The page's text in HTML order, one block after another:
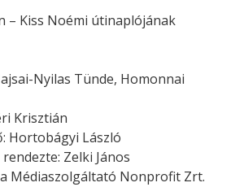
– Kiss Noémi útinaplójának
Nyilas Tünde, Homonnai
Krisztián
Hortobágyi László
Zelki János
Médiaszolgáltató Nonprofit Zrt.